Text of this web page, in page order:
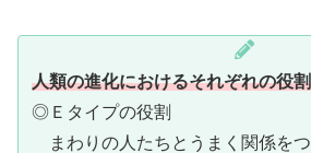
人類の進化におけるそれぞれの役割
◎Ｅタイプの役割
まわりの人たちとうまく関係を